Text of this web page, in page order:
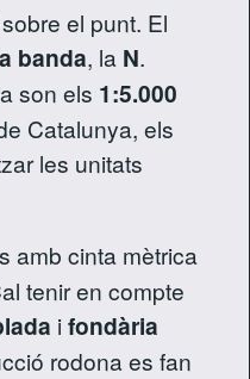
el punt. El
banda, laN.
son els 1:5.000
Catalunya, els
les unitats
amb cinta mètrica
tenir en compte
ifondària
rodona es fan